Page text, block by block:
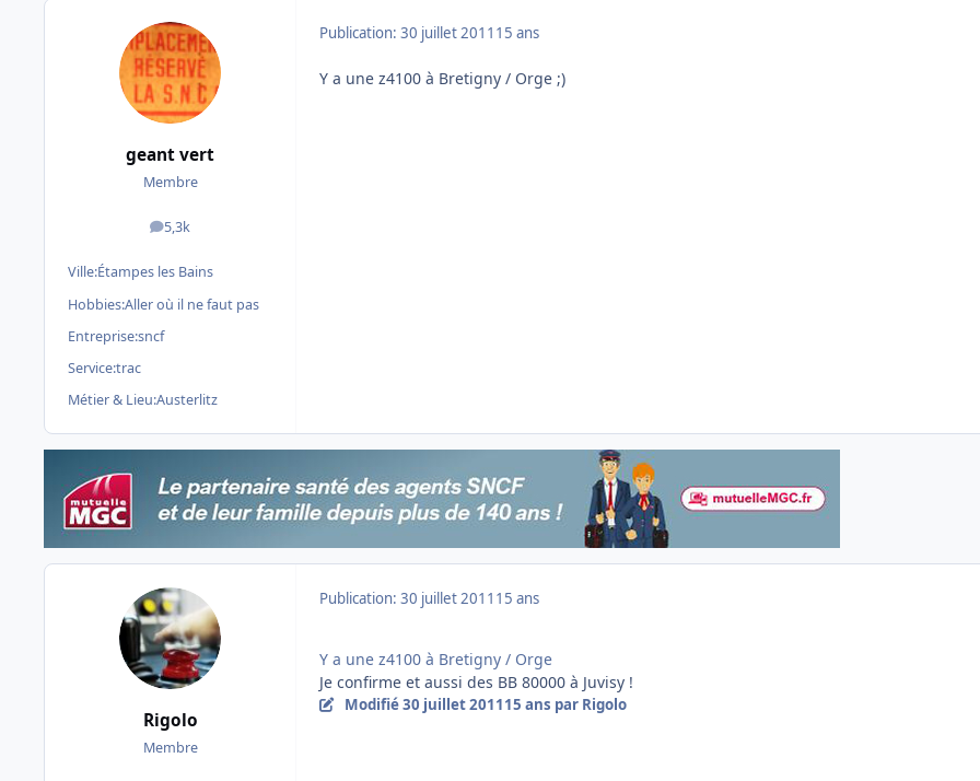
geant vert
Membre
5,3k
messages
Ville:Étampes les Bains
Hobbies:Aller où il ne faut pas
Entreprise:sncf
Service:trac
Métier & Lieu:Austerlitz
Publication: 30 juillet 2011 15 ans
Y a une z4100 à Bretigny / Orge ;)
Rigolo
Membre
Publication: 30 juillet 2011 15 ans
Y a une z4100 à Bretigny / Orge
Je confirme et aussi des BB 80000 à Juvisy !
Modifié30 juillet 201115 ans par Rigolo